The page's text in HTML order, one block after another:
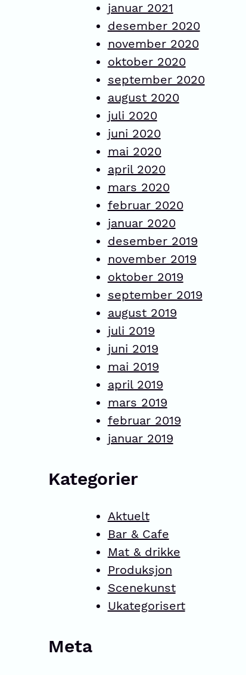
januar 2021
desember 2020
november 2020
oktober 2020
september 2020
august 2020
juli 2020
juni 2020
mai 2020
april 2020
mars 2020
februar 2020
januar 2020
desember 2019
november 2019
oktober 2019
september 2019
august 2019
juli 2019
juni 2019
mai 2019
april 2019
mars 2019
februar 2019
januar 2019
Kategorier
Aktuelt
Bar & Cafe
Mat & drikke
Produksjon
Scenekunst
Ukategorisert
Meta